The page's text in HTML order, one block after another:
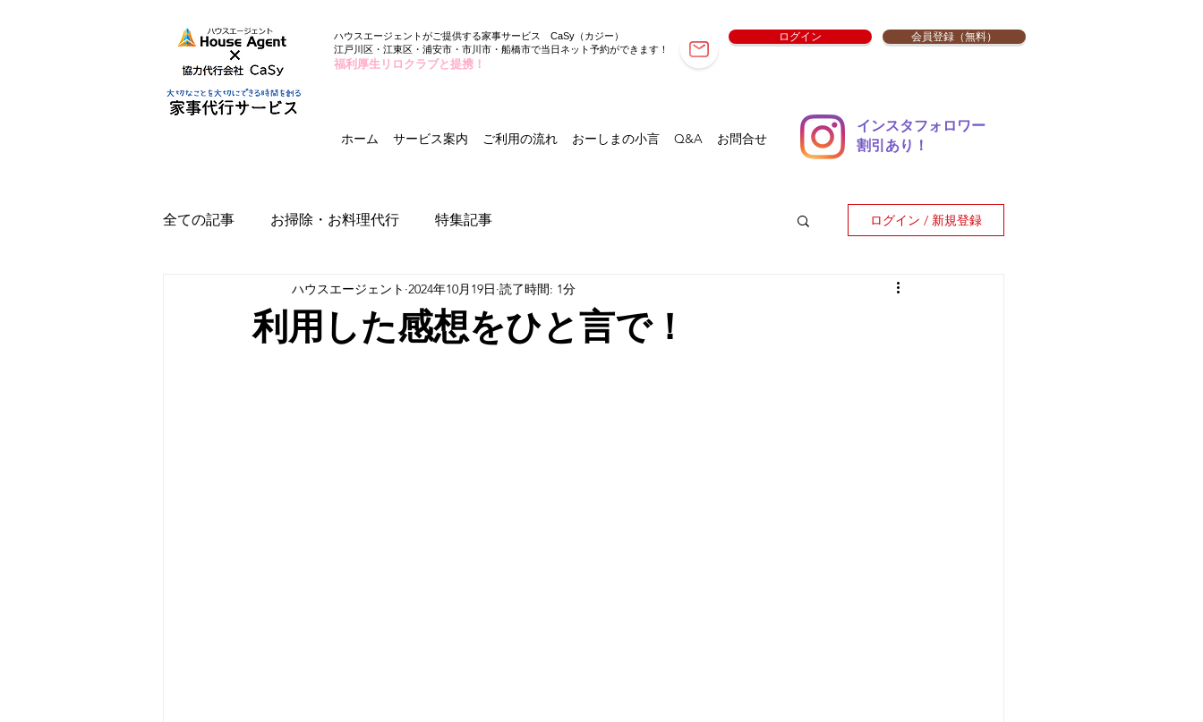
ハウスエージェントがご提供する家事サービス CaSy （カジー）
江戸川区・江東区・浦安市・市川市・船橋市で当日ネット予約ができます！
福利厚生リロクラブと提携！
ログイン 会員登録（無料）
ホーム サービス案内 ご利用の流れ おーしまの小言 Q&A お問合せ
インスタフォロワー
​割引あり！
全ての記事 お掃除・お料理代行 特集記事 ログイン / 新規登録
利用した感想をひと言で！
ハウスエージェント 2024年10月19日 読了時間: 1分